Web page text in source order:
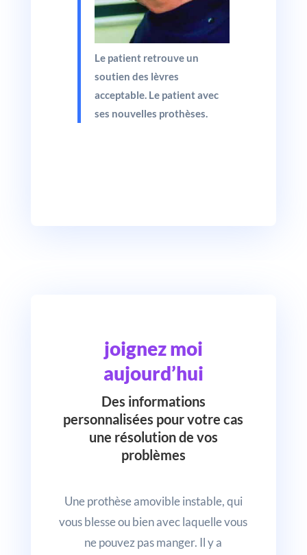
Le patient retrouve un
soutien des lèvres
acceptable. Le patient avec
ses nouvelles prothèses.
joignez moi
aujourd’hui
Des informations
personnalisées pour votre cas
une résolution de vos
problèmes
Une prothèse amovible instable, qui
vous blesse ou bien avec laquelle vous
ne pouvez pas manger. Il y a